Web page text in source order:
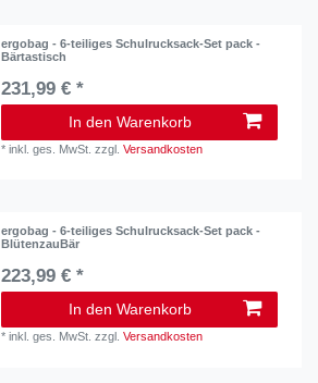
ergobag - 6-teiliges Schulrucksack-Set pack -
Bärtastisch
231,99 € *
In den Warenkorb
*inkl. ges. MwSt. zzgl.Versandkosten
ergobag - 6-teiliges Schulrucksack-Set pack -
BlütenzauBär
223,99 € *
In den Warenkorb
*inkl. ges. MwSt. zzgl.Versandkosten